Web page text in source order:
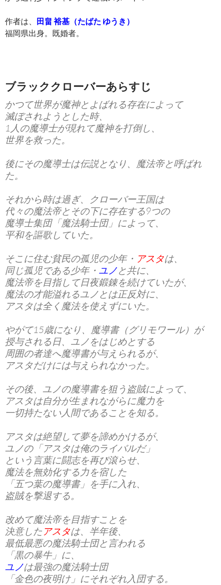
作者は、 田畠 裕基（たばた ゆうき）
福岡県出身。既婚者。
ブラッククローバーあらすじ
かつて世界が魔神とよばれる存在によって
滅ぼされようとした時、
1人の魔導士が現れて魔神を打倒し、
世界を救った。
後にその魔導士は伝説となり、
魔法帝と呼ばれ
た。
それから時は過ぎ、クローバー王国は
代々の魔法帝とその下に存在する9つの
魔導士集団「魔法騎士団」によって、
平和を謳歌していた。
そこに住む貧民の孤児の少年・ アスタは、
同じ孤児である少年・ ユノと共に、
魔法帝を目指して日夜鍛錬を続けていたが、
魔法の才能溢れるユノとは正反対に、
アスタは全く魔法を使えずにいた。
やがて15歳になり、
魔導書（グリモワール） が
授与される日、ユノをはじめとする
周囲の者達へ魔導書が与えられるが、
アスタだけには与えられなかった。
その後、ユノの魔導書を狙う盗賊によって、
アスタは自分が生まれながらに魔力を
一切持たない人間であることを知る。
アスタは絶望して夢を諦めかけるが、
ユノの「アスタは俺のライバルだ」
という言葉に闘志を再び滾らせ、
魔法を無効化する力を宿した
「五つ葉の魔導書」を手に入れ、
盗賊を撃退する。
改めて魔法帝を目指すことを
決意した アスタは、半年後、
最低最悪の魔法騎士団と言われる
「黒の暴牛」に、
ユノは最強の魔法騎士団
「金色の夜明け」にそれぞれ入団する。